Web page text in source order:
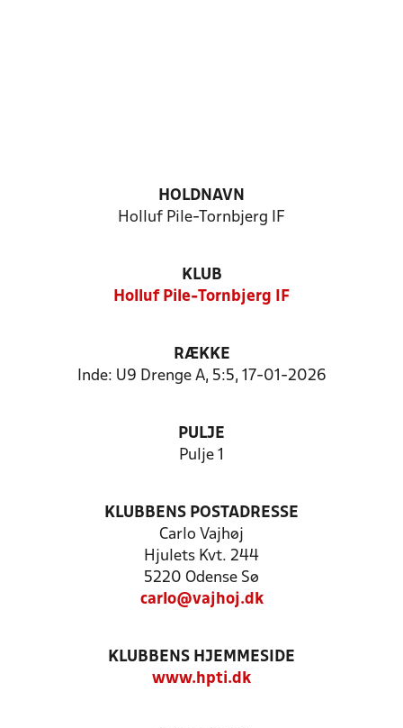
HOLDNAVN
Holluf Pile-Tornbjerg IF
KLUB
Holluf Pile-Tornbjerg IF
RÆKKE
Inde: U9 Drenge A, 5:5, 17-01-2026
PULJE
Pulje 1
KLUBBENS POSTADRESSE
Carlo Vajhøj
Hjulets Kvt. 244
5220 Odense Sø
carlo@vajhoj.dk
KLUBBENS HJEMMESIDE
www.hpti.dk